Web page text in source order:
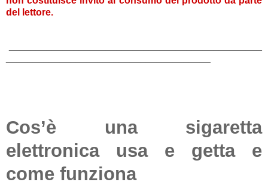
del lettore.
Cos’è una sigaretta
elettronica usa e getta e
come funziona